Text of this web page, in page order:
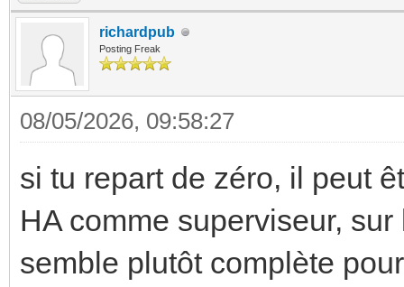
richardpub
Posting Freak
08/05/2026, 09:58:27
si tu repart de zéro, il peut
HA comme superviseur,
semble plutôt complète